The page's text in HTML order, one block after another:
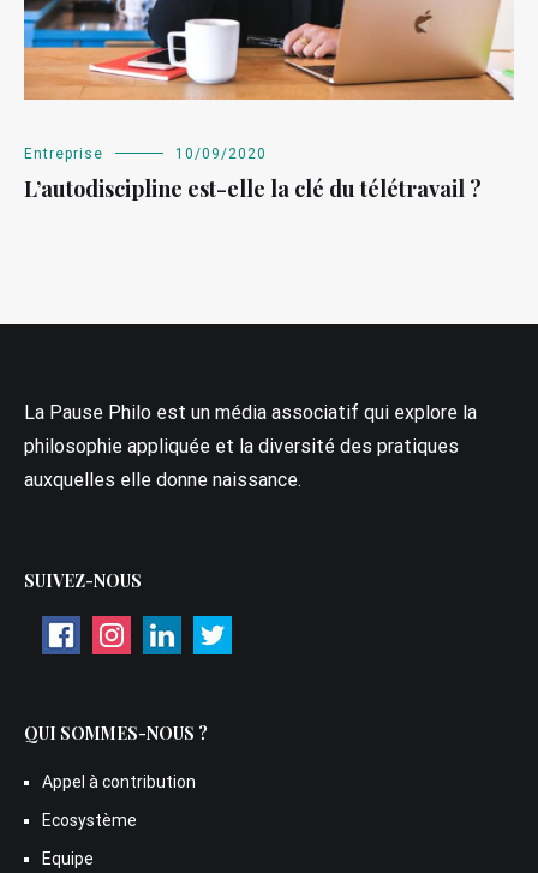
Entreprise 10/09/2020
L’autodiscipline est-elle la clé du télétravail ?
La Pause Philo est un média associatif qui explore la
philosophie appliquée et la diversité des pratiques
auxquelles elle donne naissance.
SUIVEZ-NOUS
QUI SOMMES-NOUS ?
Appel à contribution
Ecosystème
Equipe